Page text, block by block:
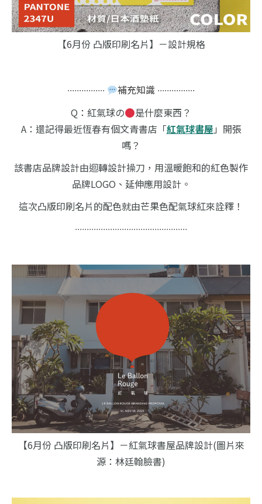
【6月份 凸版印刷名片】－設計規格
∙∙∙∙∙∙∙∙∙∙∙∙∙∙∙∙
補充知識 ∙∙∙∙∙∙∙∙∙∙∙∙∙∙∙∙
Q：紅氣球の
是什麼東西？
A：還記得最近恆春有個文青書店「紅氣球書屋 」開張
嗎？
該書店品牌設計由迴轉設計操刀，用溫暖飽和的紅色製作
品牌LOGO、延伸應用設計。
這次凸版印刷名片的配色就由芒果色配氣球紅來詮釋！
∙∙∙∙∙∙∙∙∙∙∙∙∙∙∙∙∙∙∙∙∙∙∙∙∙∙∙∙∙∙∙∙∙∙∙∙∙∙∙∙∙∙∙∙∙∙∙∙
【6月份 凸版印刷名片】－紅氣球書屋品牌設計(圖片來
源：林廷翰臉書)